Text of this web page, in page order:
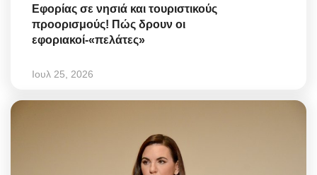
Εφορίας σε νησιά και τουριστικούς
προορισμούς! Πώς δρουν οι
εφοριακοί-«πελάτες»
Ιουλ 25, 2026